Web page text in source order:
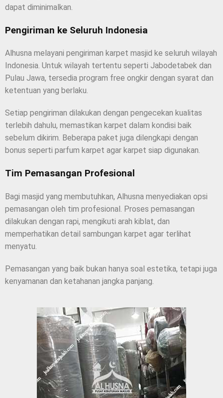
dapat diminimalkan.
Pengiriman ke Seluruh Indonesia
Alhusna melayani pengiriman karpet masjid ke seluruh wilayah
Indonesia. Untuk wilayah tertentu seperti Jabodetabek dan
Pulau Jawa, tersedia program free ongkir dengan syarat dan
ketentuan yang berlaku.
Setiap pengiriman dilakukan dengan pengecekan kualitas
terlebih dahulu, memastikan karpet dalam kondisi baik
sebelum dikirim. Beberapa paket juga dilengkapi dengan
bonus seperti parfum karpet agar karpet siap digunakan.
Tim Pemasangan Profesional
Bagi masjid yang membutuhkan, Alhusna menyediakan opsi
pemasangan oleh tim profesional. Proses pemasangan
dilakukan dengan rapi, mengikuti arah kiblat, dan
memperhatikan detail sambungan karpet agar terlihat
menyatu.
Pemasangan yang baik bukan hanya soal estetika, tetapi juga
kenyamanan dan ketahanan jangka panjang.